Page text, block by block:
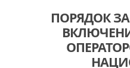
ПОРЯДОК